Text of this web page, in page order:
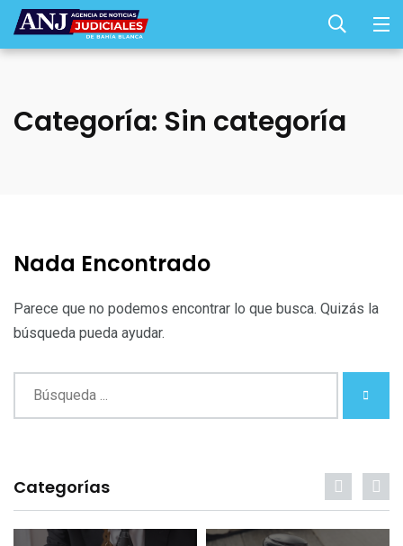
Categoría: Sin categoría
Nada Encontrado
Parece que no podemos encontrar lo que busca. Quizás la
búsqueda pueda ayudar.
Categorías